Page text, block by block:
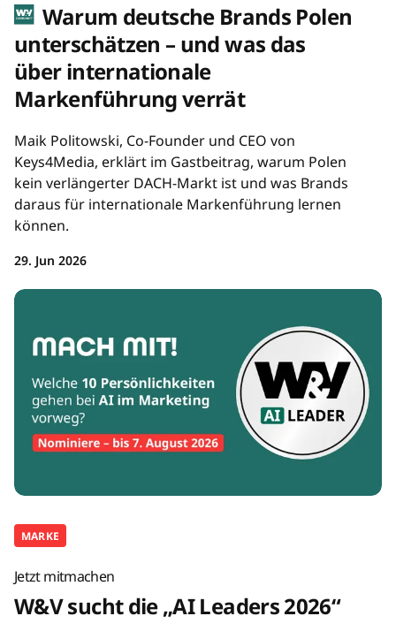
Warum deutsche Brands Polen
unterschätzen – und was das
über internationale
Markenführung verrät
Maik Politowski, Co-Founder und CEO von
Keys4Media, erklärt im Gastbeitrag, warum Polen
kein verlängerter DACH-Markt ist und was Brands
daraus für internationale Markenführung lernen
können.
29. Jun 2026
MARKE
Jetzt mitmachen
W&V sucht die „AI Leaders 2026“